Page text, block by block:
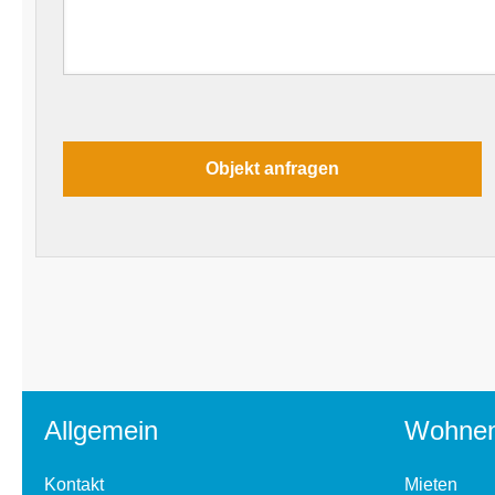
Allgemein
Kontakt Mieten